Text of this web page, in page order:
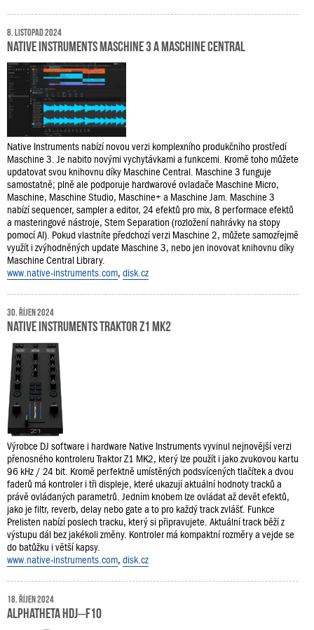
8. listopad 2024
Native Instruments Maschine 3 a Maschine Central
Native Instruments nabízí novou verzi komplexního produkčního prostředí
Maschine 3. Je nabito novými vychytávkami a funkcemi. Kromě toho můžete
updatovat svou knihovnu díky Maschine Central. Maschine 3 funguje
samostatně; plně ale podporuje hardwarové ovladače Maschine Micro,
Maschine, Maschine Studio, Maschine+ a Maschine Jam. Maschine 3
nabízí sequencer, sampler a editor, 24 efektů pro mix, 8 performace efektů
a masteringové nástroje, Stem Separation (rozložení nahrávky na stopy
pomocí AI). Pokud vlastníte předchozí verzi Maschine 2, můžete samozřejmě
využít i zvýhodněných update Maschine 3, nebo jen inovovat knihovnu díky
Maschine Central Library.
www.native-instruments.com, disk.cz
30. říjen 2024
Native Instruments Traktor Z1 MK2
Výrobce DJ software i hardware Native Instruments vyvinul nejnovější verzi
přenosného kontroleru Traktor Z1 MK2, který lze použít i jako zvukovou kartu
96 kHz / 24 bit. Kromě perfektně umístěných podsvícených tlačítek a dvou
faderů má kontroler i tři displeje, které ukazují aktuální hodnoty tracků a
právě ovládaných parametrů. Jedním knobem lze ovládat až devět efektů,
jako je filtr, reverb, delay nebo gate a to pro každý track zvlášť. Funkce
Prelisten nabízí poslech tracku, který si připravujete. Aktuální track běží z
výstupu dál bez jakékoli změny. Kontroler má kompaktní rozměry a vejde se
do batůžku i větší kapsy.
www.native-instruments.com, disk.cz
18. říjen 2024
AlphaTheta HDJ–F10